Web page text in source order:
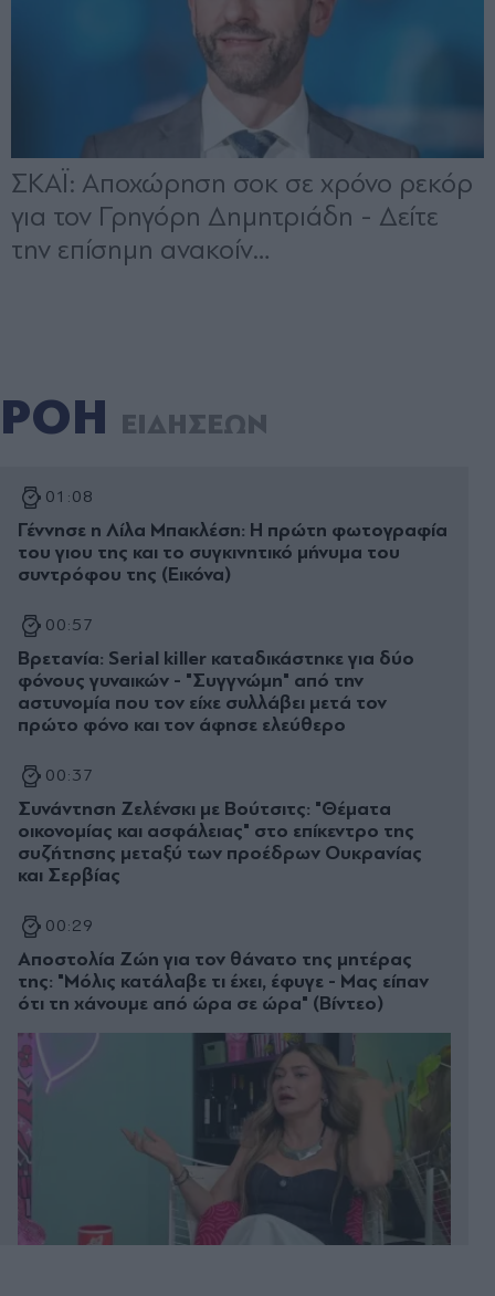
ΡΟΗ ΕΙΔΗΣΕΩΝ
01:08
Γέννησε η Λίλα Μπακλέση: Η πρώτη φωτογραφία
του γιου της και το συγκινητικό μήνυμα του
συντρόφου της (Εικόνα)
00:57
Βρετανία: Serial killer καταδικάστηκε για δύο
φόνους γυναικών - "Συγγνώμη" από την
αστυνομία που τον είχε συλλάβει μετά τον
πρώτο φόνο και τον άφησε ελεύθερο
00:37
Συνάντηση Ζελένσκι με Βούτσιτς: "Θέματα
οικονομίας και ασφάλειας" στο επίκεντρο της
συζήτησης μεταξύ των προέδρων Ουκρανίας
και Σερβίας
00:29
Αποστολία Ζώη για τον θάνατο της μητέρας
της: "Μόλις κατάλαβε τι έχει, έφυγε - Μας είπαν
ότι τη χάνουμε από ώρα σε ώρα" (Βίντεο)